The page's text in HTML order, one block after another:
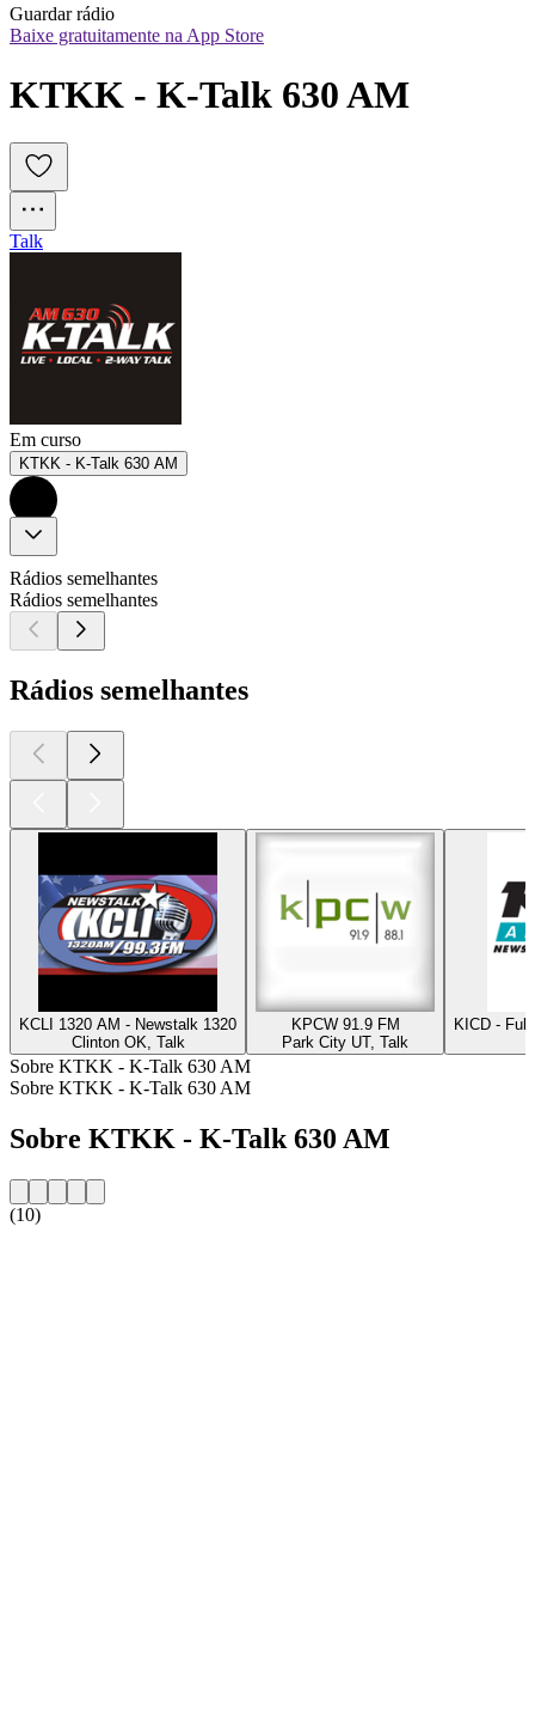
Guardar rádio
Baixe gratuitamente na App Store
KTKK - K-Talk 630 AM
Talk
Em curso
KTKK - K-Talk 630 AM
Rádios semelhantes
Rádios semelhantes
Rádios semelhantes
KCLI 1320 AM - Newstalk 1320
Clinton OK, Talk
KPCW 91.9 FM
Park City UT, Talk
KICD -
Sobre KTKK - K-Talk 630 AM
Sobre KTKK - K-Talk 630 AM
Sobre KTKK - K-Talk 630 AM
(10)